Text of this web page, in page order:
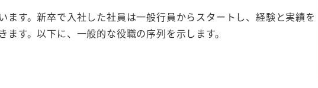
す。新卒で入社した社員は一般行員からスタートし、経験と実績を
す。以下に、一般的な役職の序列を示します。